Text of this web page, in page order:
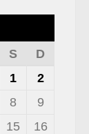
S
D
1
2
8
9
15
16